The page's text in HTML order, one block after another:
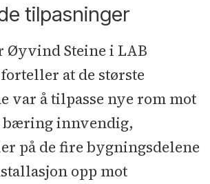
tilpasninger
Øyvind Steine i LAB
at de største
var å tilpasse nye rom mot
bæring innvendig,
på de fire bygningsdelene
opp mot